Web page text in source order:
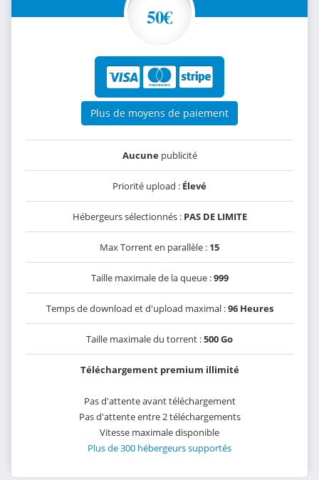
50€
Plus de moyens de paiement
Aucunepublicité
Priorité upload : Élevé
Hébergeurs sélectionnés : PAS DE LIMITE
Max Torrent en parallèle : 15
Taille maximale de la queue :999
Temps de download et d'upload maximal :96 Heures
Taille maximale du torrent :500 Go
Téléchargement premium illimité
Pas d'attente avant téléchargement
Pas d'attente entre 2 téléchargements
Vitesse maximale disponible
Plus de 300 hébergeurs supportés